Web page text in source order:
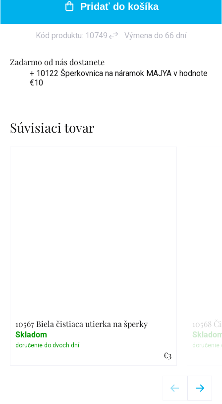
Zadarmo od nás dostanete
+ 10122 Šperkovnica na náramok MAJYA v hodnote
€10
Pridať do košíka
Kód produktu: 10749 Výmena do 66 dní
Súvisiaci tovar
10567 Biela čistiaca utierka na šperky
€3
Skladom
10568